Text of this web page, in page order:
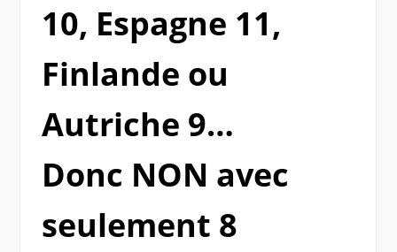
10, Espagne 11,
Finlande ou
Autriche 9…
Donc NON avec
seulement 8